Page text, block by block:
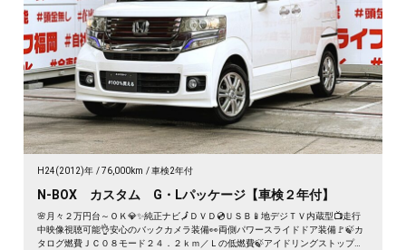
H24(2012)年 76,000km 車検2年付
N-BOX カスタム G・Lパッケージ【車検２年付】
🌸月々２万円台～ＯＫ💎✨純正ナビ🗾ＤＶＤ💿ＵＳＢ📱地デジＴＶ内蔵型📺走行
中映像視聴可能👌安心のバックカメラ装備👀両側パワースライドドア装備🚩🍃カ
タログ燃費ＪＣ０８モード２４．２ｋｍ／Ｌの低燃費🍃アイドリングストップ付